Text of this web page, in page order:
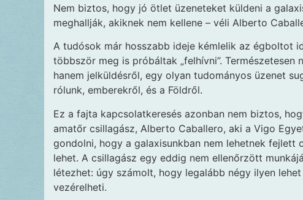
Nem biztos, hogy jó ötlet üzeneteket küldeni a
meghallják, akiknek nem kellene – véli Alberto
A tudósok már hosszabb ideje kémlelik az égboltot
többször meg is próbáltak „felhívni”.
hanem jelküldésről, egy olyan tudományos üzenet
rólunk, emberekről, és a Földről.
Ez a fajta kapcsolatkeresés azonban nem biztos,
amatőr csillagász, Alberto Caballero, aki a Vigo
gondolni, hogy a galaxisunkban nem lehetnek
lehet. A csillagász egy eddig nem ellenőrzött
létezhet: úgy számolt, hogy legalább négy ilyen
vezérelheti.